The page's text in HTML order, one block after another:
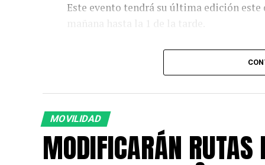
Este evento tendrá su última edición este
Los ajustes se realizarán a fin de
periferia hasta las ubicaciones más
• Las rutas convencionales: R-08, R-14, R-
R-59, R-74, R-74 Ramal, R-80 y R- 80
• En tanto, las ruta Auxiliar X-07, X-09 y
MOVILIDAD
MODIFICARÁN RUTAS